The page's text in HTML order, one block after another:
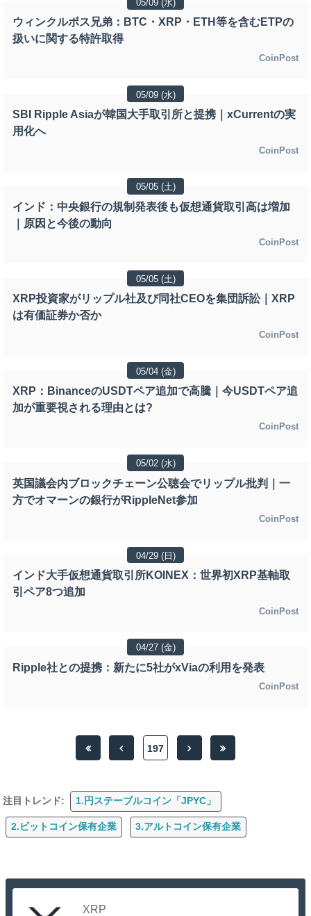
05/09 (水)
ウィンクルボス兄弟：BTC・XRP・ETH等を含むETPの
扱いに関する特許取得
CoinPost
05/09 (水)
SBI Ripple Asiaが韓国大手取引所と提携｜xCurrentの実
用化へ
CoinPost
05/05 (土)
インド：中央銀行の規制発表後も仮想通貨取引高は増加
｜原因と今後の動向
CoinPost
05/05 (土)
XRP投資家がリップル社及び同社CEOを集団訴訟｜XRP
は有価証券か否か
CoinPost
05/04 (金)
XRP：BinanceのUSDTペア追加で高騰｜今USDTペア追
加が重要視される理由とは?
CoinPost
05/02 (水)
英国議会内ブロックチェーン公聴会でリップル批判｜一
方でオマーンの銀行がRippleNet参加
CoinPost
04/29 (日)
インド大手仮想通貨取引所KOINEX：世界初XRP基軸取
引ペア8つ追加
CoinPost
04/27 (金)
Ripple社との提携：新たに5社がxViaの利用を発表
CoinPost
197
注目トレンド: 1.円ステーブルコイン「JPYC」
2.ビットコイン保有企業 3.アルトコイン保有企業
XRP